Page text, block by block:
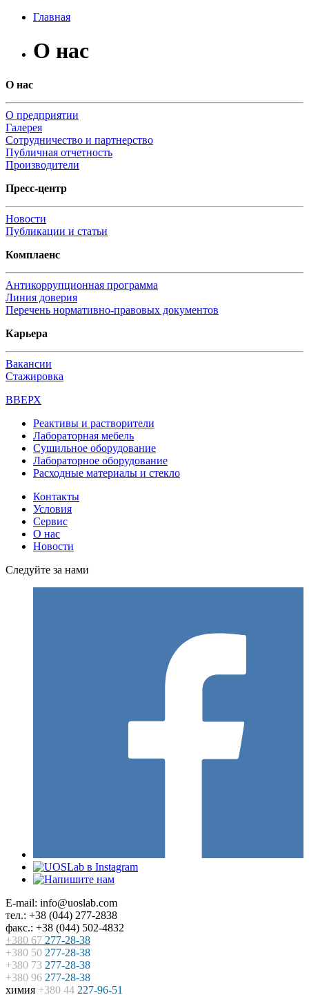
Главная
О нас
О нас
О предприятии
Галерея
Сотрудничество и партнерство
Публичная отчетность
Производители
Пресс-центр
Новости
Публикации и статьи
Комплаенс
Антикоррупционная программа
Линия доверия
Перечень нормативно-правовых документов
Карьера
Вакансии
Стажировка
ВВЕРХ
Реактивы и растворители
Лабораторная мебель
Сушильное оборудование
Лабораторное оборудование
Расходные материалы и стекло
Контакты
Условия
Сервис
О нас
Новости
Следуйте за нами
E-mail: info@uoslab.com
тел.: +38 (044) 277-2838
факс.: +38 (044) 502-4832
+380 67 277-28-38
+380 50 277-28-38
+380 73 277-28-38
+380 96 277-28-38
химия +380 44 227-96-51